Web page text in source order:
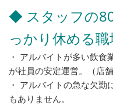
◆ スタッフの
っかり休める職
・ アルバイトが多い飲
が社員の安定運営。（店
・ アルバイトの急な欠
もありません。